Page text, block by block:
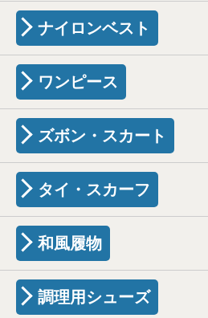
ナイロンベスト
ワンピース
ズボン・スカート
タイ・スカーフ
和風履物
調理用シューズ